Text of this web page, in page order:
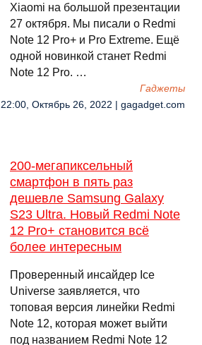
Xiaomi на большой презентации
27 октября. Мы писали о Redmi
Note 12 Pro+ и Pro Extreme. Ещё
одной новинкой станет Redmi
Note 12 Pro. …
Гаджеты
22:00, Октябрь 26, 2022 | gagadget.com
200-мегапиксельный
смартфон в пять раз
дешевле Samsung Galaxy
S23 Ultra. Новый Redmi Note
12 Pro+ становится всё
более интересным
Проверенный инсайдер Ice
Universe заявляется, что
топовая версия линейки Redmi
Note 12, которая может выйти
под названием Redmi Note 12